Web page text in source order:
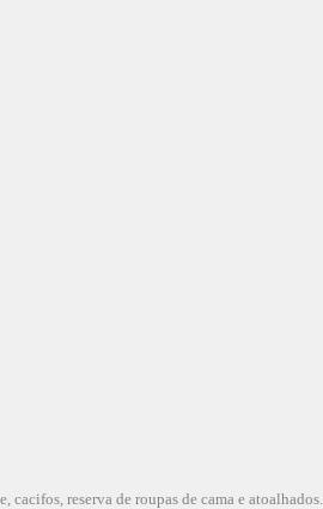
reserva de roupas de cama e atoalhados.